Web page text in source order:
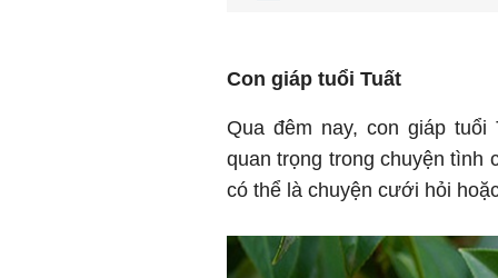
Con giáp tuổi Tuất
Qua đêm nay, con giáp
quan trọng trong chuyện tình
có thể là chuyện cưới hỏi